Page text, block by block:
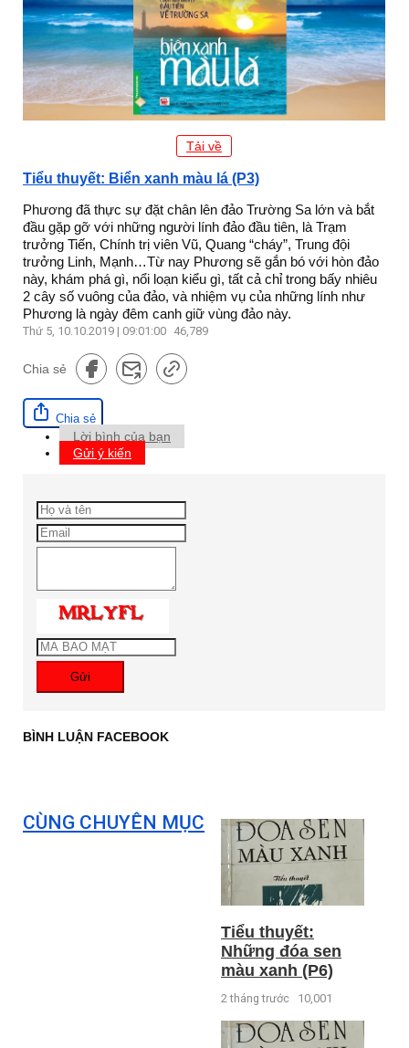
Tải về
Tiểu thuyết: Biển xanh màu lá (P3)
Phương đã thực sự đặt chân lên đảo Trường Sa lớn và bắt
đầu gặp gỡ với những người lính đảo đầu tiên, là Trạm
trưởng Tiến, Chính trị viên Vũ, Quang “cháy”, Trung đội
trưởng Linh, Mạnh…Từ nay Phương sẽ gắn bó với hòn đảo
này, khám phá gì, nổi loạn kiểu gì, tất cả chỉ trong bấy nhiêu
2 cây số vuông của đảo, và nhiệm vụ của những lính như
Phương là ngày đêm canh giữ vùng đảo này.
Thứ 5, 10.10.2019 | 09:01:00 46,789
Chia sẻ
Chia sẻ
Lời bình của bạn
Gửi ý kiến
Gửi
BÌNH LUẬN FACEBOOK
CÙNG CHUYÊN MỤC
Tiểu thuyết:
Những đóa sen
màu xanh (P6)
2 tháng trước 10,001